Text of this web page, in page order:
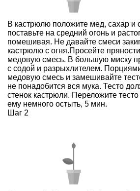
В кастрюлю положите мед, сахар и
поставьте на средний огонь и
помешивая. Не давайте смеси
кастрюлю с огня.Просейте
медовую смесь. В большую миску
с содой и разрыхлителем.
медовую смесь и замешивайте
не понадобится вся мука. Тесто
стенок кастрюли. Переложите
ему немного остыть, 5 мин.
Шаг 2